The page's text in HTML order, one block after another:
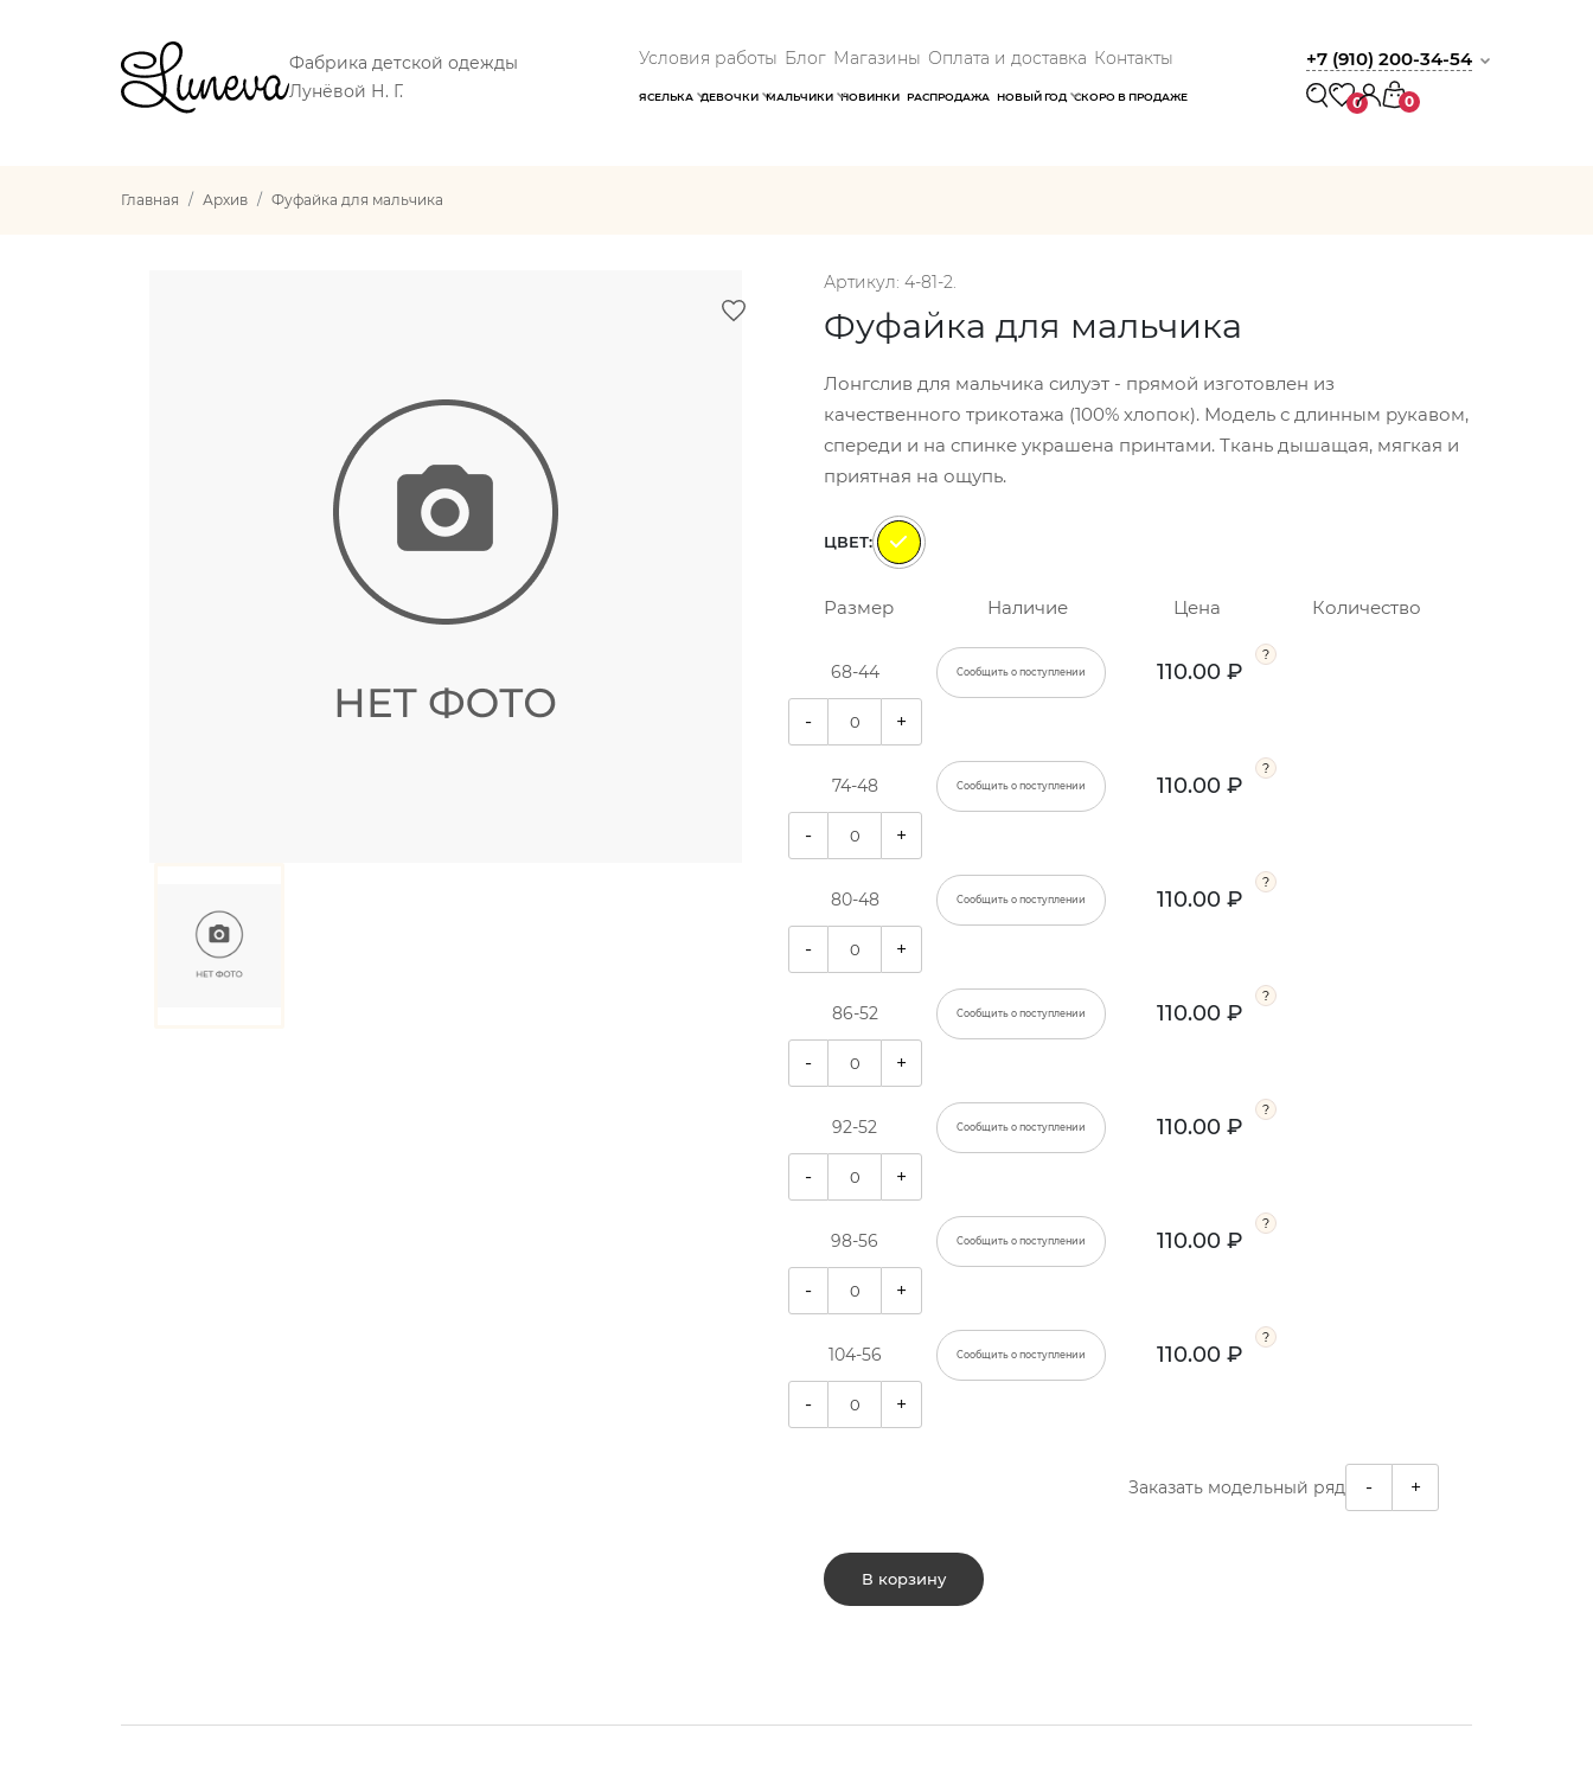
Фабрика детской одежды
Лунёвой Н. Г.
Условия работы Блог Магазины Оплата и доставка Контакты
ЯСЕЛЬКА ДЕВОЧКИ МАЛЬЧИКИ НОВИНКИ РАСПРОДАЖА НОВЫЙ ГОД СКОРО В ПРОДАЖЕ
+7 (910) 200-34-54
0 0
Главная Архив Фуфайка для мальчика
Артикул: 4-81-2.
Фуфайка для мальчика
Лонгслив для мальчика силуэт - прямой изготовлен из
качественного трикотажа (100% хлопок). Модель с длинным рукавом,
спереди и на спинке украшена принтами. Ткань дышащая, мягкая и
приятная на ощупь.
ЦВЕТ:
Размер Наличие Цена Количество
68-44 Сообщить о поступлении 110.00 ₽
- +
74-48 Сообщить о поступлении 110.00 ₽
- +
80-48 Сообщить о поступлении 110.00 ₽
- +
86-52 Сообщить о поступлении 110.00 ₽
- +
92-52 Сообщить о поступлении 110.00 ₽
- +
98-56 Сообщить о поступлении 110.00 ₽
- +
104-56 Сообщить о поступлении 110.00 ₽
- +
Заказать модельный ряд - +
В корзину